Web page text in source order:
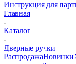
Инструкция для
Главная
-
Каталог
-
Дверные ручки
РаспродажаНовинки